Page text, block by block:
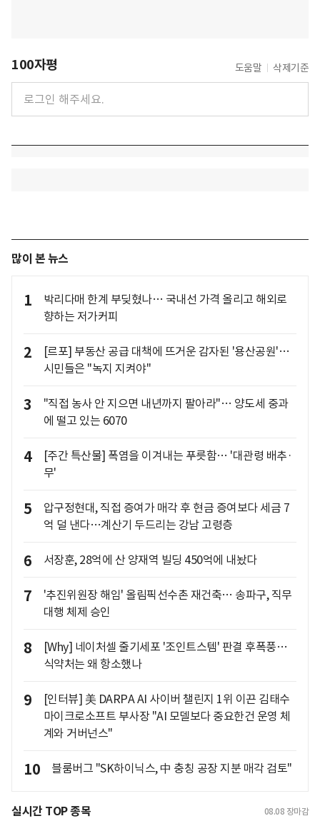
100자평 도움말 삭제기준
많이 본 뉴스
1
박리다매 한계 부딪혔나… 국내선 가격 올리고 해외로
향하는 저가커피
2
[르포] 부동산 공급 대책에 뜨거운 감자된 '용산공원'…
시민들은 "녹지 지켜야"
3
"직접 농사 안 지으면 내년까지 팔아라"… 양도세 중과
에 떨고 있는 6070
4
[주간 특산물] 폭염을 이겨내는 푸릇함… '대관령 배추·
무'
5
압구정현대, 직접 증여가 매각 후 현금 증여보다 세금 7
억 덜 낸다…계산기 두드리는 강남 고령층
6 서장훈, 28억에 산 양재역 빌딩 450억에 내놨다
7
'추진위원장 해임' 올림픽선수촌 재건축… 송파구, 직무
대행 체제 승인
8
[Why] 네이처셀 줄기세포 '조인트스템' 판결 후폭풍…
식약처는 왜 항소했나
9
[인터뷰] 美 DARPA AI 사이버 챌린지 1위 이끈 김태수
마이크로소프트 부사장 "AI 모델보다 중요한건 운영 체
계와 거버넌스"
10 블룸버그 "SK하이닉스, 中 충칭 공장 지분 매각 검토"
실시간 TOP 종목 08.08 장마감